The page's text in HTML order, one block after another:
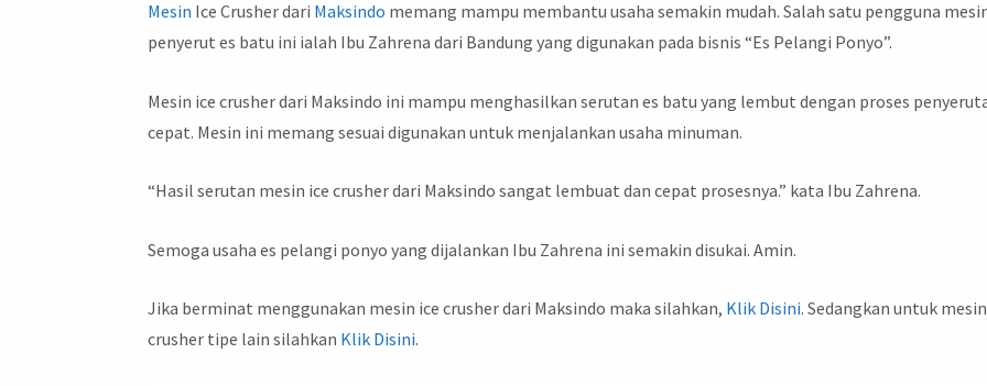
Mesin Ice Crusher dari Maksindo memang mampu membantu usaha semakin mudah. Salah satu pengguna
penyerut es batu ini ialah Ibu Zahrena dari Bandung yang digunakan pada bisnis “Es Pelangi Ponyo”.
Mesin ice crusher dari Maksindo ini mampu menghasilkan serutan es batu yang lembut dengan proses
cepat. Mesin ini memang sesuai digunakan untuk menjalankan usaha minuman.
“Hasil serutan mesin ice crusher dari Maksindo sangat lembuat dan cepat prosesnya.” kata Ibu Zahrena.
Semoga usaha es pelangi ponyo yang dijalankan Ibu Zahrena ini semakin disukai. Amin.
Jika berminat menggunakan mesin ice crusher dari Maksindo maka silahkan, Klik Disini. Sedangkan untuk
crusher tipe lain silahkan Klik Disini.